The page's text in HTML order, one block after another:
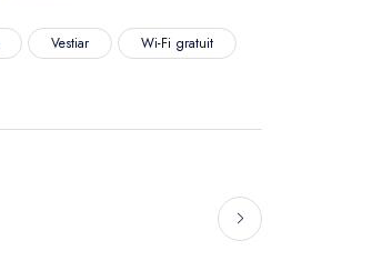
Vestiar
Wi-Fi gratuit